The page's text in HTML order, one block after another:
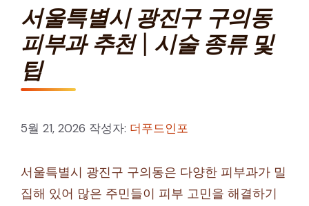
서울특별시 광진구 구의동
피부과 추천 | 시술 종류 및
팁
5월 21, 2026 작성자: 더푸드인포
서울특별시 광진구 구의동은 다양한 피부과가 밀
집해 있어 많은 주민들이 피부 고민을 해결하기